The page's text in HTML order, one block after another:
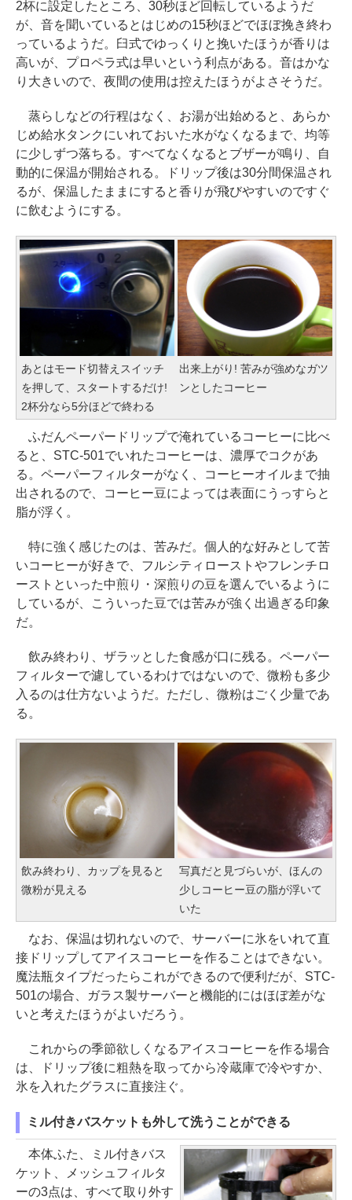
2杯に設定したところ、30秒ほど回転しているようだ
が、音を聞いているとはじめの15秒ほどでほぼ挽き終わ
っているようだ。臼式でゆっくりと挽いたほうが香りは
高いが、プロペラ式は早いという利点がある。音はかな
り大きいので、夜間の使用は控えたほうがよさそうだ。
蒸らしなどの行程はなく、お湯が出始めると、あらか
じめ給水タンクにいれておいた水がなくなるまで、均等
に少しずつ落ちる。すべてなくなるとブザーが鳴り、自
動的に保温が開始される。ドリップ後は30分間保温され
るが、保温したままにすると香りが飛びやすいのですぐ
に飲むようにする。
あとはモード切替えスイッチ
を押して、スタートするだけ!
2杯分なら5分ほどで終わる
出来上がり! 苦みが強めなガツ
ンとしたコーヒー
ふだんペーパードリップで淹れているコーヒーに比べ
ると、STC-501でいれたコーヒーは、濃厚でコクがあ
る。ペーパーフィルターがなく、コーヒーオイルまで抽
出されるので、コーヒー豆によっては表面にうっすらと
脂が浮く。
特に強く感じたのは、苦みだ。個人的な好みとして苦
いコーヒーが好きで、フルシティローストやフレンチロ
ーストといった中煎り・深煎りの豆を選んでいるように
しているが、こういった豆では苦みが強く出過ぎる印象
だ。
飲み終わり、ザラッとした食感が口に残る。ペーパー
フィルターで濾しているわけではないので、微粉も多少
入るのは仕方ないようだ。ただし、微粉はごく少量であ
る。
飲み終わり、カップを見ると
微粉が見える
写真だと見づらいが、ほんの
少しコーヒー豆の脂が浮いて
いた
なお、保温は切れないので、サーバーに氷をいれて直
接ドリップしてアイスコーヒーを作ることはできない。
魔法瓶タイプだったらこれができるので便利だが、STC-
501の場合、ガラス製サーバーと機能的にはほぼ差がな
いと考えたほうがよいだろう。
これからの季節欲しくなるアイスコーヒーを作る場合
は、ドリップ後に粗熱を取ってから冷蔵庫で冷やすか、
氷を入れたグラスに直接注ぐ。
ミル付きバスケットも外して洗うことができる
本体ふた、ミル付きバス
ケット、メッシュフィルタ
ーの3点は、すべて取り外す